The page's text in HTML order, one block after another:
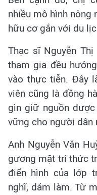
nhiều mô hình nông
hữu cơ gắn với du
Thạc sĩ Nguyễn
tham gia đều
vào thực tiễn. Đây
viên cũng là đồng
gìn giữ nguồn
vững cho người dân
Anh Nguyễn Văn
gương mặt trí thức
điển hình của lớp
nghĩ, dám làm. Từ